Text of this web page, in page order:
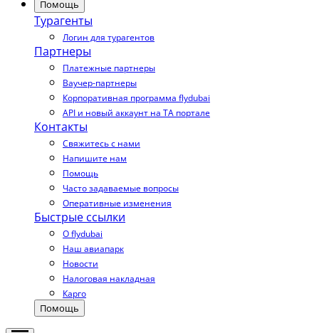
Помощь
Турагенты
Логин для турагентов
Партнеры
Платежные партнеры
Ваучер-партнеры
Корпоративная программа flydubai
API и новый аккаунт на TA портале
Контакты
Свяжитесь с нами
Напишите нам
Помощь
Часто задаваемые вопросы
Оперативные изменения
Быстрые ссылки
О flydubai
Наш авиапарк
Новости
Налоговая накладная
Карго
Помощь